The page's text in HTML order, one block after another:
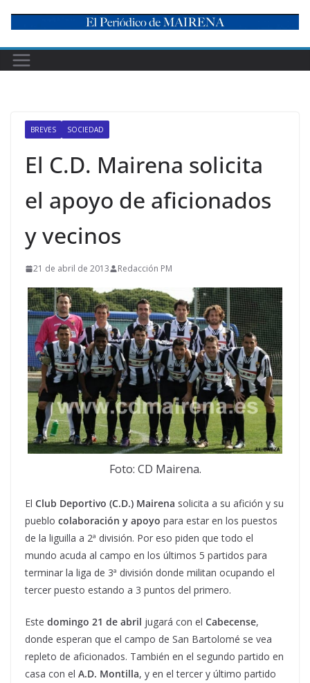
content
BREVES SOCIEDAD
El C.D. Mairena solicita
el apoyo de aficionados
y vecinos
21 de abril de 2013 Redacción PM
Foto: CD Mairena.
El Club Deportivo (C.D.) Mairena solicita a su afición y su
pueblo colaboración y apoyo para estar en los puestos
de la liguilla a 2ª división. Por eso piden que todo el
mundo acuda al campo en los últimos 5 partidos para
terminar la liga de 3ª división donde militan ocupando el
tercer puesto estando a 3 puntos del primero.
Este domingo 21 de abril jugará con el Cabecense,
donde esperan que el campo de San Bartolomé se vea
repleto de aficionados. También en el segundo partido en
casa con el A.D. Montilla, y en el tercer y último partido